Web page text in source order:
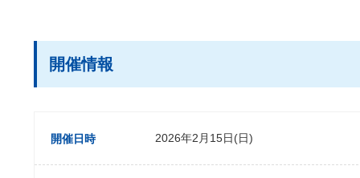
開催情報
開催日時 2026年2月15日(日)